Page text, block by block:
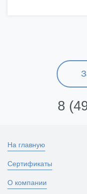
8
На главную
Сертификаты
О компании